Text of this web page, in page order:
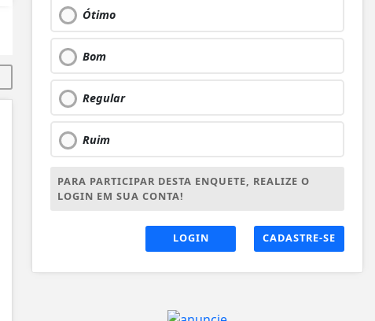
Ótimo
Bom
Regular
Ruim
PARA PARTICIPAR DESTA ENQUETE, REALIZE O
LOGIN EM SUA CONTA!
LOGIN CADASTRE-SE